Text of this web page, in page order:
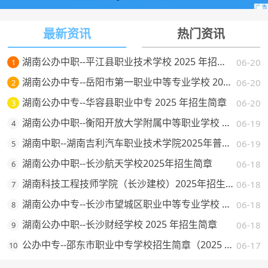
最新资讯 热门资讯
1 06-20
湖南公办中职--平江县职业技术学校 2025 年招生简章
2 06-20
湖南公办中专--岳阳市第一职业中等专业学校 2025 年招生简章
3 06-20
湖南公办中专--华容县职业中专 2025 年招生简章
4 06-19
湖南公办中职--衡阳开放大学附属中等职业学校 2025 年招生简章
5 06-19
湖南中职--湖南吉利汽车职业技术学院2025年普通高校招生章程
6 06-18
湖南公办中职--长沙航天学校2025年招生简章
7 06-18
湖南科技工程技师学院（长沙建校）2025年招生简章
8 06-18
湖南公办中专--长沙市望城区职业中等专业学校 2025 年招生简章
9 06-18
湖南公办中职--长沙财经学校 2025 年招生简章
10 06-17
公办中专--邵东市职业中专学校招生简章（2025 年）